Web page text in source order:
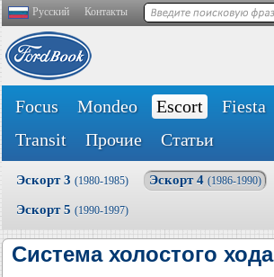
Русский Контакты
Focus Mondeo Escort Fiesta
Transit
Прочие Статьи
Эскорт 3 (1980-1985) Эскорт 4 (1986-1990)
Эскорт 5 (1990-1997)
Система холостого хода